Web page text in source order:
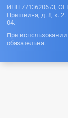
ИНН 7713620673,
Пришвина, д. 8, к.
04.
При использовании
обязательна.